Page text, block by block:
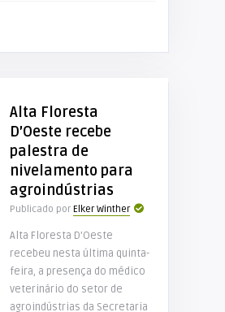
Alta Floresta
D’Oeste recebe
palestra de
nivelamento para
agroindústrias
Publicado por Elker Winther
Alta Floresta D’Oeste
recebeu nesta última quinta-
feira, a presença do médico
veterinário do setor de
agroindústrias da Secretaria